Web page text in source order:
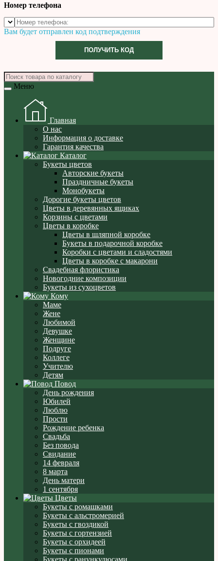
Номер телефона
Вам будет отправлен код подтверждения
ПОЛУЧИТЬ КОД
Меню
Главная
О нас
Информация о доставке
Гарантия качества
Каталог
Букеты цветов
Авторские букеты
Праздничные букеты
Монобукеты
Дорогие букеты цветов
Цветы в деревянных ящиках
Корзины с цветами
Цветы в коробке
Цветы в шляпной коробке
Букеты в подарочной коробке
Коробки с цветами и сладостями
Цветы в коробке с макарони
Свадебная флористика
Новогодние композиции
Букеты из сухоцветов
Кому
Маме
Жене
Любимой
Девушке
Женщине
Подруге
Коллеге
Учителю
Детям
Повод
День рождения
Юбилей
Люблю
Прости
Рождение ребенка
Свадьба
Без повода
Свидание
14 февраля
8 марта
День матери
1 сентября
Цветы
Букеты с ромашками
Букеты с альстромерией
Букеты с гвоздикой
Букеты с гортензией
Букеты с орхидеей
Букеты с пионами
Букеты с ранункулюсами